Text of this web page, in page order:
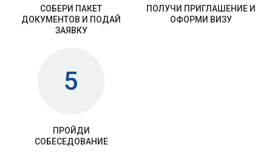
СОБЕРИ ПАКЕТ
ДОКУМЕНТОВ И ПОДАЙ
ЗАЯВКУ
ПОЛУЧИ ПРИГЛАШЕНИЕ И
ОФОРМИ ВИЗУ
5
ПРОЙДИ
СОБЕСЕДОВАНИЕ